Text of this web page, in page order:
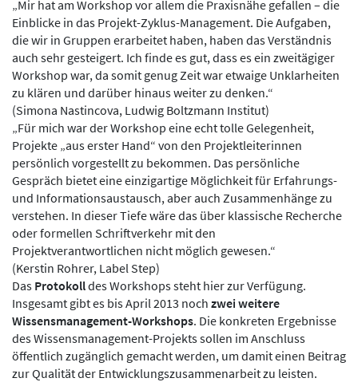
„Mir hat am Workshop vor allem die Praxisnähe gefallen – die
Einblicke in das Projekt-Zyklus-Management. Die Aufgaben,
die wir in Gruppen erarbeitet haben, haben das Verständnis
auch sehr gesteigert. Ich finde es gut, dass es ein zweitägiger
Workshop war, da somit genug Zeit war etwaige Unklarheiten
zu klären und darüber hinaus weiter zu denken.“
(Simona Nastincova, Ludwig Boltzmann Institut)
„Für mich war der Workshop eine echt tolle Gelegenheit,
Projekte „aus erster Hand“ von den Projektleiterinnen
persönlich vorgestellt zu bekommen. Das persönliche
Gespräch bietet eine einzigartige Möglichkeit für Erfahrungs-
und Informationsaustausch, aber auch Zusammenhänge zu
verstehen. In dieser Tiefe wäre das über klassische Recherche
oder formellen Schriftverkehr mit den
Projektverantwortlichen nicht möglich gewesen.“
(Kerstin Rohrer, Label Step)
Das Protokolldes Workshops steht hier zur Verfügung.
Insgesamt gibt es bis April 2013 noch zwei weitere
Wissensmanagement-Workshops. Die konkreten Ergebnisse
des Wissensmanagement-Projekts sollen im Anschluss
öffentlich zugänglich gemacht werden, um damit einen Beitrag
zur Qualität der Entwicklungszusammenarbeit zu leisten.